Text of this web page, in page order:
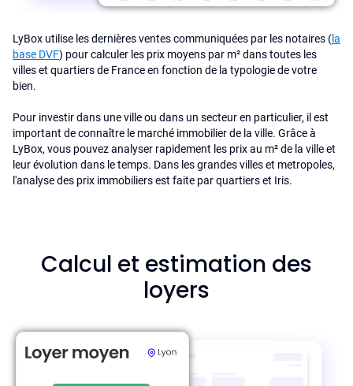
LyBox utilise les dernières ventes communiquées par les notaires (la
base DVF) pour calculer les prix moyens par m² dans toutes les
villes et quartiers de France en fonction de la typologie de votre
bien.
Pour investir dans une ville ou dans un secteur en particulier, il est
important de connaître le marché immobilier de la ville. Grâce à
LyBox, vous pouvez analyser rapidement les prix au m² de la ville et
leur évolution dans le temps. Dans les grandes villes et metropoles,
l'analyse des prix immobiliers est faite par quartiers et Iris.
Calcul et estimation des
loyers